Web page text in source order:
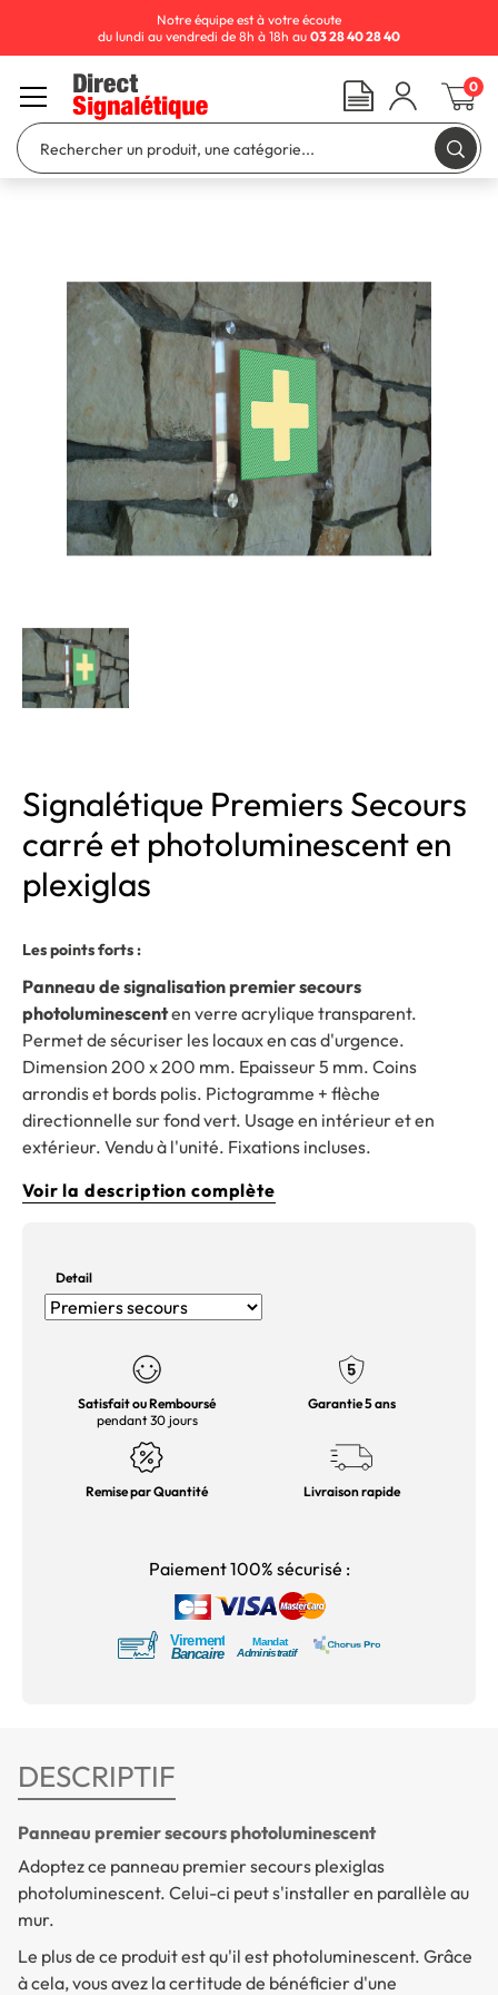
Signalétique Premiers Secours
carré et photoluminescent en
plexiglas
Les points forts :
Panneau de signalisation premier secours
photoluminescenten verre acrylique transparent.
Permet de sécuriser les locaux en cas d'urgence.
Dimension 200 x 200 mm. Epaisseur 5 mm. Coins
arrondis et bords polis. Pictogramme + flèche
directionnelle sur fond vert. Usage en intérieur et en
extérieur. Vendu à l'unité. Fixations incluses.
Voir la description complète
Detail
Satisfait ou Remboursé
pendant 30 jours
Garantie 5 ans
Remise par Quantité Livraison rapide
Paiement 100% sécurisé :
DESCRIPTIF
Panneau premier secours photoluminescent
Adoptez ce panneau premier secours plexiglas
photoluminescent. Celui-ci peut s'installer en parallèle au
mur.
Le plus de ce produit est qu'il est photoluminescent. Grâce
à cela, vous avez la certitude de bénéficier d'une
Notre équipe est à votre écoute
du lundi au vendredi de 8h à 18h au 03 28 40 28 40
0